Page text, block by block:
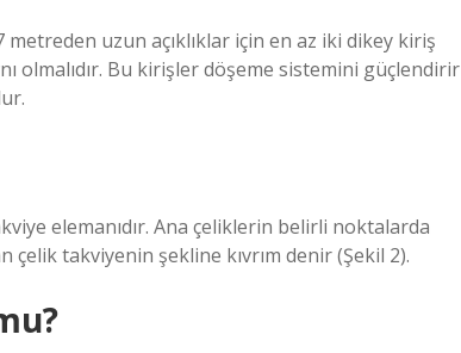
uzun açıklıklar için en az iki dikey kiriş
olmalıdır. Bu kirişler döşeme sistemini güçlendirir
elemanıdır. Ana çeliklerin belirli noktalarda
takviyenin şekline kıvrım denir (Şekil 2).